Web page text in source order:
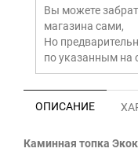
Вы можете
магазина сами,
Но
по указанным на
ОПИСАНИЕ
Каминная топка